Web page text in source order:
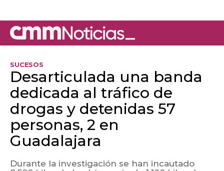
SUCESOS
Desarticulada una banda
dedicada al tráfico de
drogas y detenidas 57
personas, 2 en
Guadalajara
Durante la investigación se han incautado